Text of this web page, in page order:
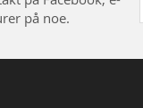
på noe.